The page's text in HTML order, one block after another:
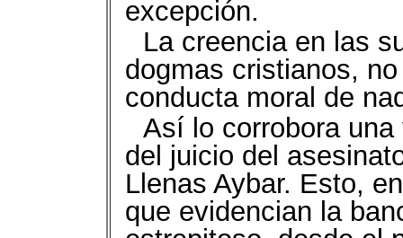
excepción.
La creencia en las
dogmas cristianos,
conducta moral de
Así lo corrobora
del juicio del
Llenas Aybar. Esto,
que evidencian la